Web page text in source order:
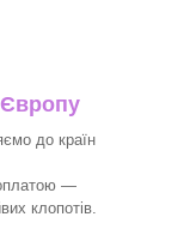
до країн
—
клопотів.